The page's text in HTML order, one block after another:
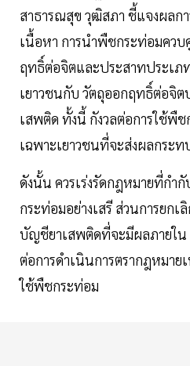
สาธารณสุข วุฒิสภา ชี้แจงผลก
เนื้อหา การนำพืชกระท่อมคว
ฤทธิ์ต่อจิตและประสาทประเภ
เยาวชนกับ วัตถุออกฤทธิ์ต่อจิ
เสพติด ทั้งนี้ กังวลต่อการใช้พื
เฉพาะเยาวชนที่จะส่งผลกระ
ดังนั้น ควรเร่งรัดกฎหมายที่กำ
กระท่อมอย่างเสรี ส่วนการยก
บัญชียาเสพติดที่จะมีผลภายใน
ต่อการดำเนินการตรากฎหมาย
ใช้พืชกระท่อม